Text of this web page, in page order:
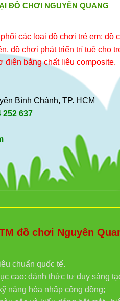
ĐỒ CHƠI NGUYÊN QUANG
các loại đồ chơi trẻ em: đồ
đồ chơi phát triển trí tuệ cho
điện bằng chất liệu composite.
Bình Chánh, TP. HCM
252 637
đồ chơi Nguyên
chuẩn quốc tế.
cao: đánh thức tư duy sáng
năng hòa nhập cộng đồng;